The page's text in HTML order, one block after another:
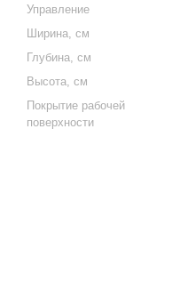
Управление
Ширина, см
Глубина, см
Высота, см
Покрытие рабочей
поверхности